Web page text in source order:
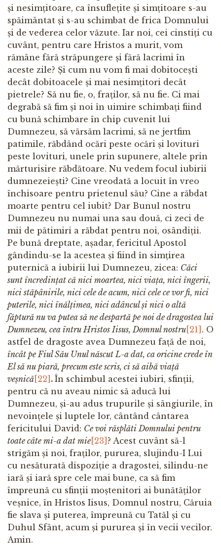
și nesimțitoare, ca însuflețite și simțitoare s-au
spăimântat și s-au schimbat de frica Domnului
și de vederea celor văzute. Iar noi, cei cinstiți cu
cuvânt, pentru care Hristos a murit, vom
rămâne fără străpungere și fără lacrimi în
aceste zile? Și cum nu vom fi mai dobitocești
decât dobitoacele și mai nesimțitori decât
pietrele? Să nu fie, o, fraților, să nu fie. Ci mai
degrabă să fim și noi în uimire schimbați fiind
cu bună schimbare în chip cuvenit lui
Dumnezeu, să vărsăm lacrimi, să ne jertfim
patimile, răbdând ocări peste ocări și lovituri
peste lovituri, unele prin supunere, altele prin
mărturisire răbdătoare. Nu vedem focul iubirii
dumnezeiești? Cine vreodată a locuit în vreo
închisoare pentru prietenul său? Cine a răbdat
moarte pentru cel iubit? Dar Bunul nostru
Dumnezeu nu numai una sau două, ci zeci de
mii de pătimiri a răbdat pentru noi, osândiții.
Pe bună dreptate, așadar, fericitul Apostol
gândindu-se la acestea și fiind în simțirea
puternică a iubirii lui Dumnezeu, zicea: Căci
sunt încredințat că nici moartea, nici viața, nici îngerii,
nici stăpânirile, nici cele de acum, nici cele ce vor fi, nici
puterile, nici înălțimea, nici adâncul și nici o altă
făptură nu va putea să ne despartă pe noi de dragostea lui
Dumnezeu, cea întru Hristos Iisus, Domnul nostru[21] . O
astfel de dragoste avea Dumnezeu față de noi,
încât pe Fiul Său Unul născut L-a dat, ca oricine crede în
El să nu piară, precum este scris, ci să aibă viață
veșnică[22] . În schimbul acestei iubiri, sfinții,
pentru că nu aveau nimic să aducă lui
Dumnezeu, și-au adus trupurile și sângiurile, în
nevoințele și luptele lor, cântând cântarea
fericitului David: Ce voi răsplăti Domnului pentru
toate câte mi-a dat mie[23] ? Acest cuvânt să-l
strigăm și noi, fraților, pururea, slujindu-I Lui
cu nesăturată dispoziție a dragostei, silindu-ne
iară și iară spre cele mai bune, ca să fim
împreună cu sfinții moștenitori ai bunătăților
veșnice, în Hristos Iisus, Domnul nostru, Căruia
fie slava și puterea, împreună cu Tatăl și cu
Duhul Sfânt, acum și pururea și în vecii vecilor.
Amin.